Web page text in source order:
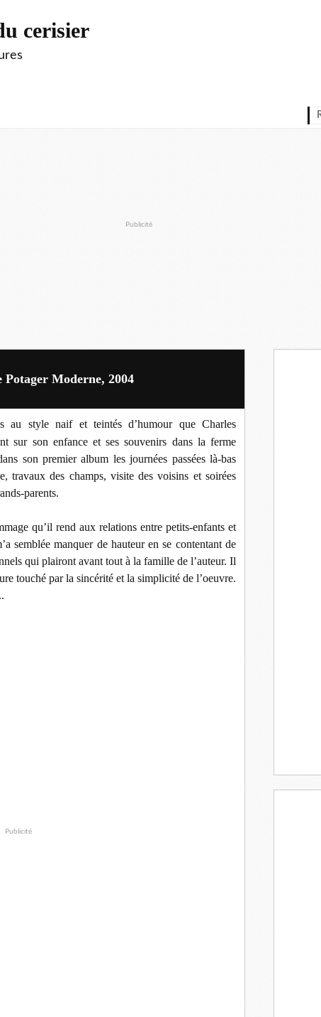
cerisier
Publicité
Moderne, 2004
au style naif et teintés d’humour que Charles
sur son enfance et ses souvenirs dans la ferme
son premier album les journées passées là-bas
travaux des champs, visite des voisins et soirées
parents.
qu’il rend aux relations entre petits-enfants et
semblée manquer de hauteur en se contentant de
qui plairont avant tout à la famille de l’auteur. Il
touché par la sincérité et la simplicité de l’oeuvre.
Publicité